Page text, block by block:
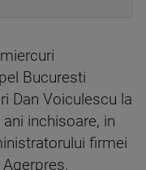
Bucuresti
Dan Voiculescu la
inchisoare, in
firmei
Agerpres.